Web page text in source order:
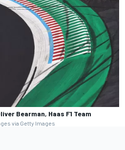
Bearman, Haas F1 Team
via Getty Images